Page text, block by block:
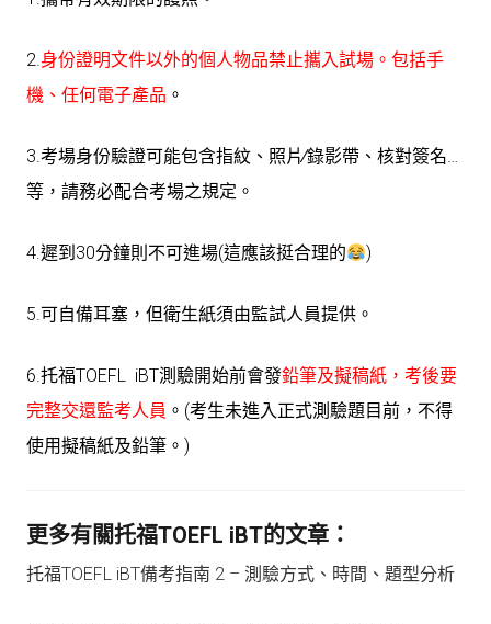
2.身份證明文件以外的個人物品禁止攜入試場。包括手
機、任何電子產品 。
3.考場身份驗證可能包含指紋、照片∕錄影帶、核對簽名…
等，請務必配合考場之規定。
4.遲到30分鐘則不可進場(這應該挺合理的 )
5.可自備耳塞，但衛生紙須由監試人員提供。
6.托福TOEFL iBT測驗開始前會發鉛筆及擬稿紙，考後要
完整交還監考人員 。(考生未進入正式測驗題目前，不得
使用擬稿紙及鉛筆。)
更多有關托福TOEFL iBT的文章：
托福TOEFL iBT備考指南 2 – 測驗方式、時間、題型分析